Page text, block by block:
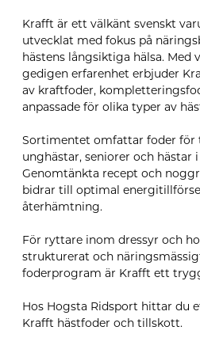
Krafft är ett välkänt svenskt
utvecklat med fokus på
hästens långsiktiga hälsa. Med
gedigen erfarenhet erbjuder
av kraftfoder,
anpassade för olika typer av
Sortimentet omfattar foder för
unghästar, seniorer och hästar
Genomtänkta recept och
bidrar till optimal
återhämtning.
För ryttare inom dressyr och
strukturerat och
foderprogram är Krafft ett
Hos Hogsta Ridsport hittar du
Krafft hästfoder och tillskott.